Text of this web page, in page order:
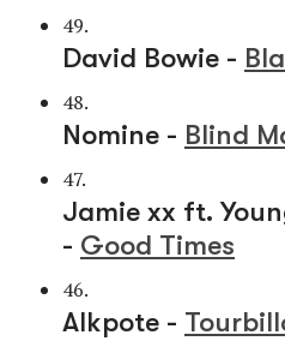
49.
David Bowie -
48.
Nomine - Blind
47.
Jamie xx ft.
- Good Times
46.
Alkpote -